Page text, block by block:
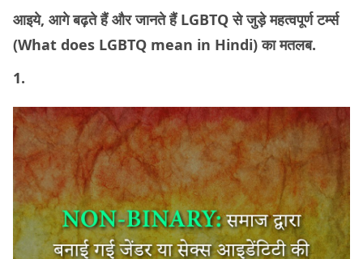
आइये, आगे बढ़ते हैं और जानते हैं LGBTQ से जुड़े महत्वपूर्ण टर्म्स
(What does LGBTQ mean in Hindi) का मतलब.
1.